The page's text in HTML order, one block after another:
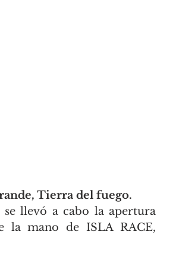
Tierra del fuego.
llevó a cabo la apertura
la mano de ISLA RACE,